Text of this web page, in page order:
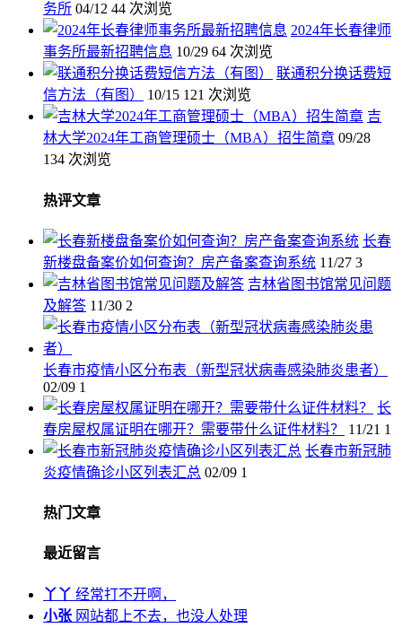
务所 04/12 44 次浏览
2024年长春律师
事务所最新招聘信息 10/29 64 次浏览
联通积分换话费短
信方法（有图）
10/15 121 次浏览
吉
林大学2024年工商管理硕士（MBA）招生简章 09/28
134 次浏览
热评文章
长春
新楼盘备案价如何查询？房产备案查询系统 11/27 3
吉林省图书馆常见问题
及解答 11/30 2
长春市疫情小区分布表（新型冠状病毒感染肺炎患者）
02/09 1
长
春房屋权属证明在哪开？需要带什么证件材料？
11/21 1
长春市新冠肺
炎疫情确诊小区列表汇总 02/09 1
热门文章
最近留言
丫丫 经常打不开啊，
小张 网站都上不去，也没人处理